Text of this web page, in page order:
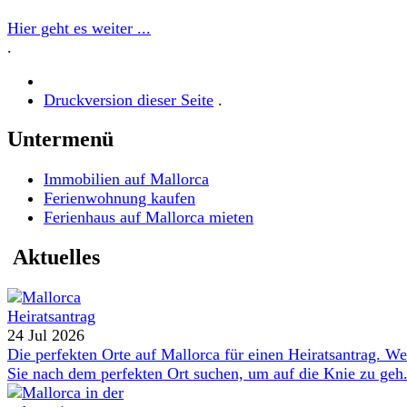
Hier geht es weiter ...
.
Druckversion dieser Seite .
Untermenü
Immobilien auf Mallorca
Ferienwohnung kaufen
Ferienhaus auf Mallorca mieten
Aktuelles
24 Jul 2026
Die perfekten Orte auf Mallorca für einen Heiratsantrag.
Sie nach dem perfekten Ort suchen, um auf die Knie zu